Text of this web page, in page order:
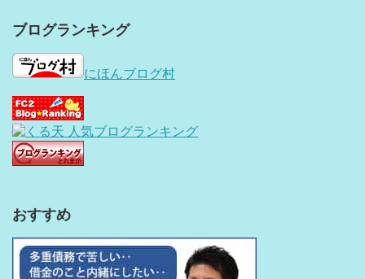
ブログランキング
にほんブログ村
おすすめ